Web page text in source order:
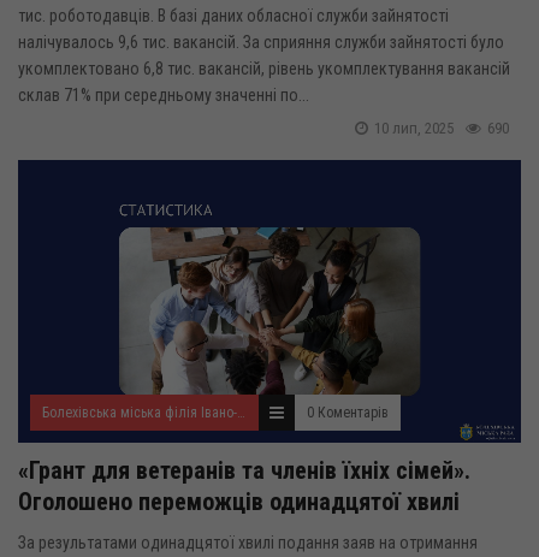
тис. роботодавців. В базі даних обласної служби зайнятості
налічувалось 9,6 тис. вакансій. За сприяння служби зайнятості було
укомплектовано 6,8 тис. вакансій, рівень укомплектування вакансій
склав 71% при середньому значенні по...
690
10 лип, 2025
0 Коментарів
«Грант для ветеранів та членів їхніх сімей».
Оголошено переможців одинадцятої хвилі
За результатами одинадцятої хвилі подання заяв на отримання